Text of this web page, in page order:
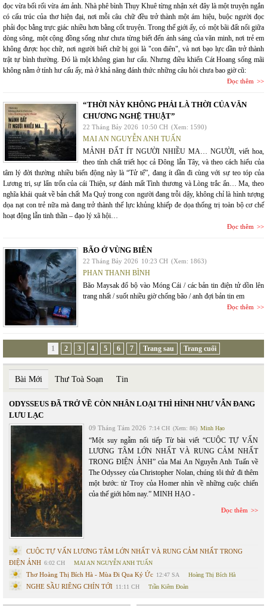
đọc vừa bối rối vừa ám ảnh. Nhà phê bình Thụy Khuê từng nhận xét đây là một truyện ngắn
có cấu trúc của thơ hiện đại, nơi mỗi câu chữ đều trở thành một ám hiệu, buộc người đọc
phải đọc bằng trực giác nhiều hơn bằng cốt truyện. Trong thế giới ấy, có một bãi đất nổi giữa
dòng sông, một cộng đồng sống như chưa từng biết đến ánh sáng của văn minh, nơi trẻ em
không được học chữ, nơi người biết chữ bị gọi là "con điên", và nơi bạo lực dần trở thành
trật tự bình thường. Đó là một không gian hư cấu. Nhưng điều khiến Cát Hoang sống mãi
không nằm ở tính hư cấu ấy, mà ở khả năng đánh thức những câu hỏi chưa bao giờ cũ:
Đọc thêm
“THỜI NÀY KHÔNG PHẢI LÀ THỜI CỦA VĂN
CHƯƠNG NGHỆ THUẬT”
22 Tháng Bảy 2026 10:50 CH (Xem: 1590)
MAI AN NGUYỄN ANH TUẤN
MẢNH ĐẤT ÍT NGƯỜI NHIỀU MA… NGƯỜI, viết hoa,
theo tính chất triết học cả Đông lẫn Tây, và theo cách hiểu của
tâm lý đời thường nhiều biến động này là “Tử tế”, đang ít dần đi cùng với sự teo tóp của
Lương tri, sự lẩn trốn của cái Thiện, sự đánh mất Tình thương và Lòng trắc ẩn… Ma, theo
nghĩa khái quát về bản chất Ma Quỷ trong con người đang trỗi dậy, không chỉ là hình tượng
dọa nạt con trẻ nữa mà đang trở thành thế lực khủng khiếp đe dọa thống trị toàn bộ cơ chế
hoạt động lẫn tinh thần – đạo lý xã hội…
Đọc thêm
BÃO Ở VÙNG BIÊN
22 Tháng Bảy 2026 10:23 CH (Xem: 1863)
PHAN THANH BÌNH
Bão Maysak đổ bộ vào Móng Cái / các bản tin điện tử dồn lên
trang nhất / suốt nhiều giờ chống bão / anh đợi bản tin em
Đọc thêm
1 2 3 4 5 6 7 Trang sau Trang cuối
Bài Mới Thư Toà Soạn Tin
ODYSSEUS ĐÃ TRỞ VỀ CÒN NHÂN LOẠI THÌ HÌNH NHƯ VẪN ĐANG
LƯU LẠC
09 Tháng Tám 2026 7:14 CH (Xem: 86) Minh Hạo
“Một suy ngẫm nối tiếp Từ bài viết “CUỘC TỰ VẤN
LƯƠNG TÂM LỚN NHẤT VÀ RUNG CẢM NHẤT
TRONG ĐIỆN ẢNH” của Mai An Nguyễn Anh Tuấn về
The Odyssey của Christopher Nolan, chúng tôi thử đi thêm
một bước: từ Troy của Homer nhìn về những cuộc chiến
của thế giới hôm nay.” MINH HẠO -
Đọc thêm
CUỘC TỰ VẤN LƯƠNG TÂM LỚN NHẤT VÀ RUNG CẢM NHẤT TRONG
ĐIỆN ẢNH 6:02 CH MAI AN NGUYỄN ANH TUẤN
Thơ Hoàng Thị Bích Hà - Mùa Đi Qua Ký Ức 12:47 SA Hoàng Thị Bích Hà
NGHE SẦU RIÊNG CHÍN TỚI 11:11 CH Trần Kiêm Đoàn